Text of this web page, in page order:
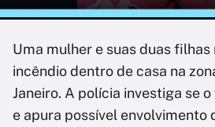
Uma mulher e suas duas
incêndio dentro de casa na
Janeiro. A polícia investiga se
e apura possível envolvimento